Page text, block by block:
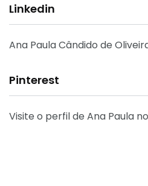
Linkedin
Ana Paula Cândido de
Pinterest
Visite o perfil de Ana Paula